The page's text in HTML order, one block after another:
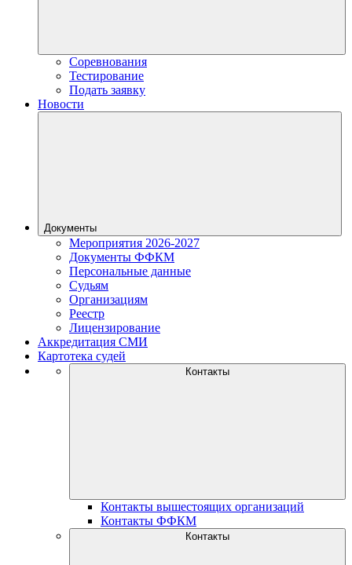
Соревнования
Тестирование
Подать заявку
Новости
Документы
Мероприятия 2026-2027
Документы ФФКМ
Персональные данные
Судьям
Организациям
Реестр
Лицензирование
Аккредитация СМИ
Картотека судей
Контакты
Контакты вышестоящих организаций
Контакты ФФКМ
Контакты